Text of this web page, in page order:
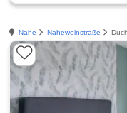
Nahe Naheweinstraße